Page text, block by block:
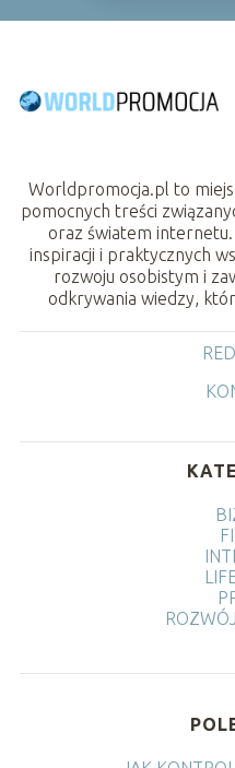
Worldpromocja.pl to
pomocnych treści
oraz światem internetu.
inspiracji i praktycznych
rozwoju osobistym i
odkrywania wiedzy,